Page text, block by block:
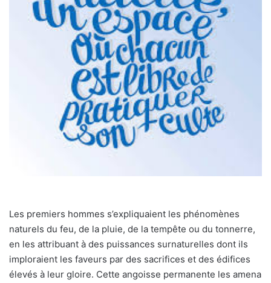
Les premiers hommes s’expliquaient les phénomènes
naturels du feu, de la pluie, de la tempête ou du tonnerre,
en les attribuant à des puissances surnaturelles dont ils
imploraient les faveurs par des sacrifices et des édifices
élevés à leur gloire. Cette angoisse permanente les amena